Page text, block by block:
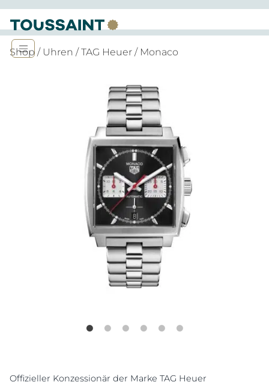
Shop / Uhren /TAG Heuer / Monaco
Offizieller Konzessionär der Marke TAG Heuer